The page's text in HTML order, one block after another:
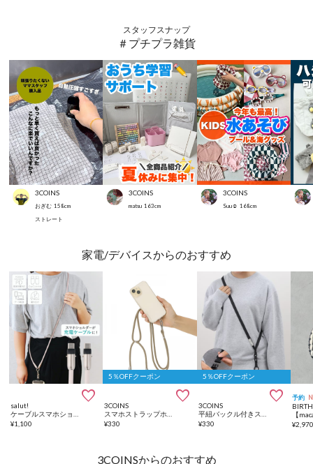
スタッフスナップ
＃プチプラ雑貨
3COINS
おぎむ 158cm
ストレート
3COINS
matsu 163cm
3COINS
Suu☺︎ 168cm
家電/デバイスからのおすすめ

salut!
¥1,100
5％OFFクーポン

3COINS
¥330
5％OFFクーポン

3COINS
¥330
予約
¥
3COINSからのおすすめ